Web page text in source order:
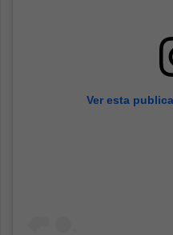
Ver esta